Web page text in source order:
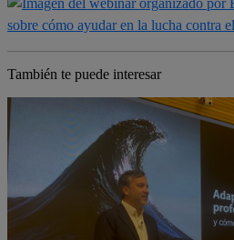
También te puede interesar